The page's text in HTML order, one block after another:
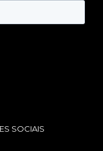
SOCIAIS